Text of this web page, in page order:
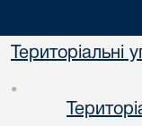
•